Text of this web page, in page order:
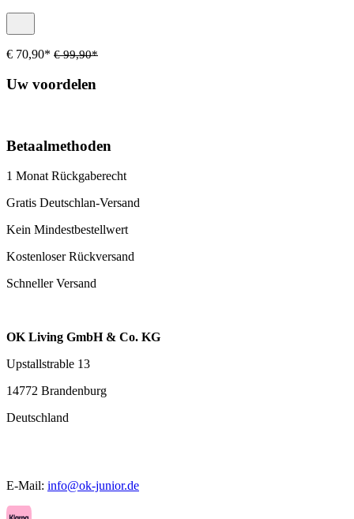
€ 70,90* € 99,90*
Uw voordelen
Betaalmethoden
1 Monat Rückgaberecht
Gratis Deutschlan-Versand
Kein Mindestbestellwert
Kostenloser Rückversand
Schneller Versand
OK Living GmbH & Co. KG
Upstallstrable 13
14772 Brandenburg
Deutschland
E-Mail: info@ok-junior.de